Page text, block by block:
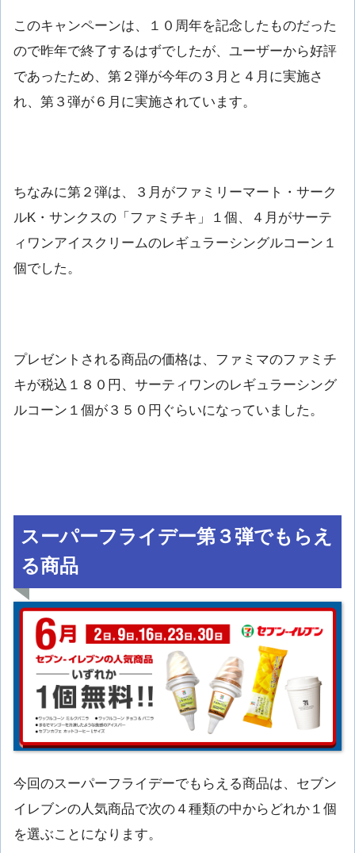
このキャンペーンは、１０周年を記念したものだった
ので昨年で終了するはずでしたが、ユーザーから好評
であったため、第２弾が今年の３月と４月に実施さ
れ、第３弾が６月に実施されています。
ちなみに第２弾は、３月がファミリーマート・サーク
ルK・サンクスの「ファミチキ」１個、４月がサーテ
ィワンアイスクリームのレギュラーシングルコーン１
個でした。
プレゼントされる商品の価格は、ファミマのファミチ
キが税込１８０円、サーティワンのレギュラーシング
ルコーン１個が３５０円ぐらいになっていました。
スーパーフライデー第３弾でもらえ
る商品
今回のスーパーフライデーでもらえる商品は、セブン
イレブンの人気商品で次の４種類の中からどれか１個
を選ぶことになります。